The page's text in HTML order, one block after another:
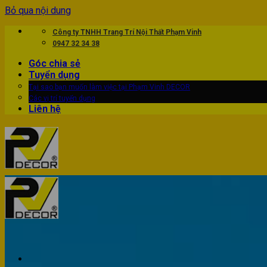
Bỏ qua nội dung
Công ty TNHH Trang Trí Nội Thất Phạm Vinh
0947 32 34 38
Góc chia sẻ
Tuyển dụng
Tại sao bạn muốn làm việc tại Phạm Vinh DECOR
Các vị trí tuyển dụng
Liên hệ